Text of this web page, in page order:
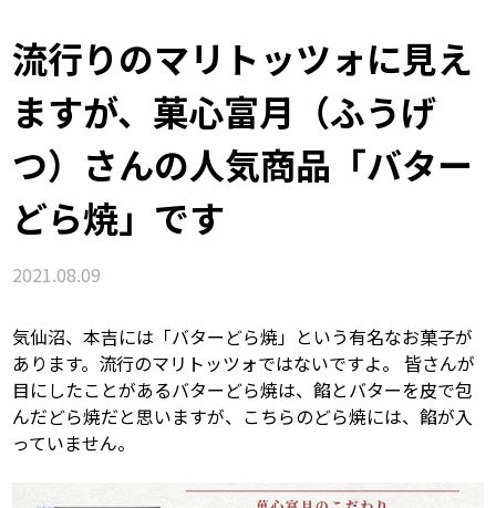
流行りのマリトッツォに見え
ますが、菓心富月（ふうげ
つ）さんの人気商品「バター
どら焼」です
2021.08.09
気仙沼、本吉には「バターどら焼」という有名なお菓子が
あります。流行のマリトッツォではないですよ。 皆さんが
目にしたことがあるバターどら焼は、餡とバターを皮で包
んだどら焼だと思いますが、こちらのどら焼には、餡が入
っていません。